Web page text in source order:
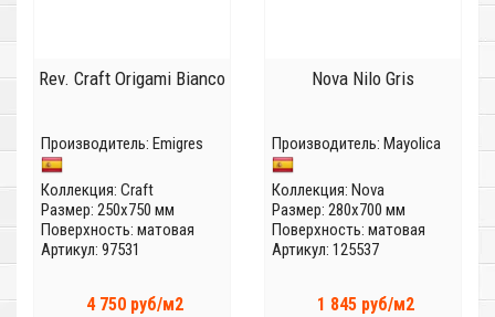
Rev. Craft Origami Bianco
Производитель: Emigres
Коллекция: Craft
Размер: 250x750 мм
Поверхность: матовая
Артикул: 97531
4 750 руб/м2
Nova Nilo Gris
Производитель: Mayolica
Коллекция: Nova
Размер: 280x700 мм
Поверхность: матовая
Артикул: 125537
1 845 руб/м2